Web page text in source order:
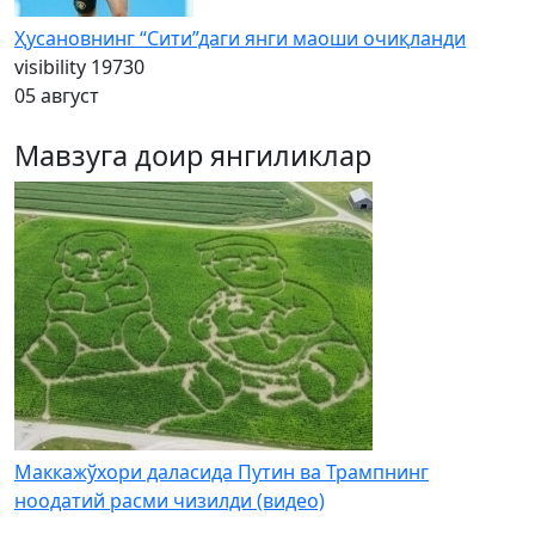
Ҳусановнинг “Сити”даги янги маоши очиқланди
visibility 19730
05 август
Мавзуга доир янгиликлар
Маккажўхори даласида Путин ва Трампнинг
ноодатий расми чизилди (видео)